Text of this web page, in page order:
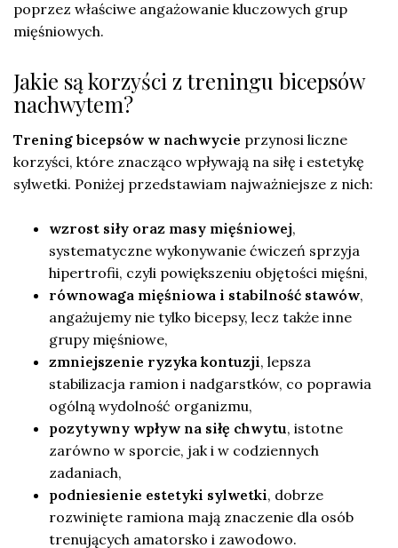
poprzez właściwe angażowanie kluczowych grup
mięśniowych.
Jakie są korzyści z treningu bicepsów
nachwytem?
Trening bicepsów w nachwycie przynosi liczne
korzyści, które znacząco wpływają na siłę i estetykę
sylwetki. Poniżej przedstawiam najważniejsze z nich:
wzrost siły oraz masy mięśniowej,
systematyczne wykonywanie ćwiczeń sprzyja
hipertrofii, czyli powiększeniu objętości mięśni,
równowaga mięśniowa i stabilność stawów,
angażujemy nie tylko bicepsy, lecz także inne
grupy mięśniowe,
zmniejszenie ryzyka kontuzji, lepsza
stabilizacja ramion i nadgarstków, co poprawia
ogólną wydolność organizmu,
pozytywny wpływ na siłę chwytu, istotne
zarówno w sporcie, jak i w codziennych
zadaniach,
podniesienie estetyki sylwetki, dobrze
rozwinięte ramiona mają znaczenie dla osób
trenujących amatorsko i zawodowo.